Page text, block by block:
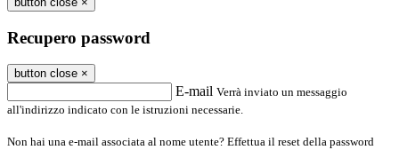
Recupero password
button close ×
E-mail Verrà inviato un messaggio
all'indirizzo indicato con le istruzioni necessarie.
Non hai una e-mail associata al nome utente? Effettua il reset della password